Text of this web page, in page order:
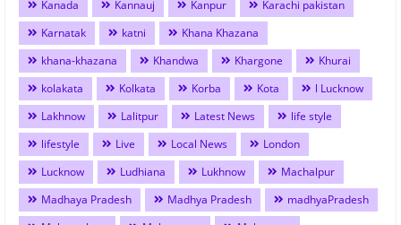
Kanada
Kannauj Kanpur
Karachi pakistan
Karnatak
katni
Khana Khazana
khana-khazana
Khandwa Khargone
Khurai
kolakata
Kolkata Korba Kota
l Lucknow
Lakhnow
Lalitpur Latest News
life style
lifestyle
Live Local News
London
Lucknow
Ludhiana Lukhnow
Machalpur
Madhaya Pradesh
Madhya Pradesh
madhyaPradesh